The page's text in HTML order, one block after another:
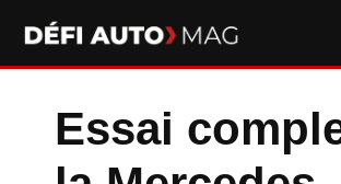
contenu
Essai